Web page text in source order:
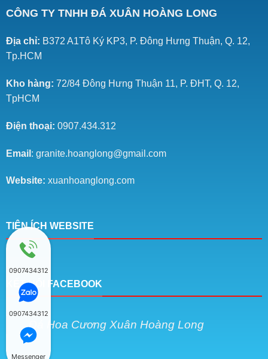
CÔNG TY TNHH ĐÁ XUÂN HOÀNG LONG
Địa chỉ: B372 A1Tô Ký KP3, P. Đông Hưng Thuận, Q. 12,
Tp.HCM
Kho hàng: 72/84 Đông Hưng Thuận 11, P. ĐHT, Q. 12,
TpHCM
Điện thoại: 0907.434.312
Email : granite.hoanglong@gmail.com
Website: xuanhoanglong.com
TIỆN ÍCH WEBSITE
KẾT NỐI FACEBOOK
Đá Hoa Cương Xuân Hoàng Long
0907434312
0907434312
Messenger